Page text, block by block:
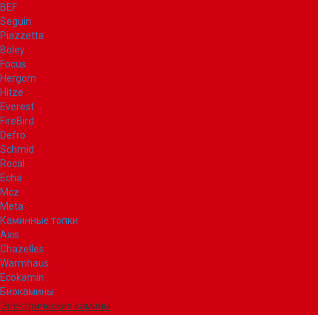
BEF
Seguin
Piazzetta
Boley
Focus
Hergom
Hitze
Everest
FireBird
Defro
Schmid
Rocal
Echa
Mcz
Meta
Каминные топки
Axis
Chazelles
Warmhaus
Ecokamin
Биокамины
Электрические камины